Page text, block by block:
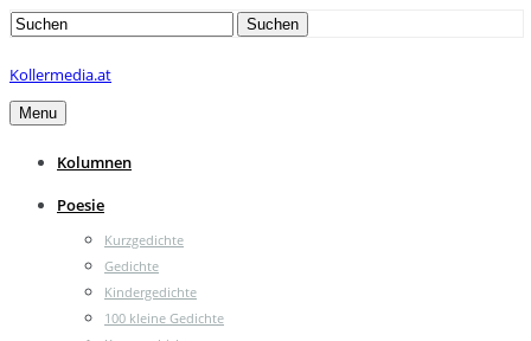
Search
Suchen
Kollermedia.at
Menu
Kolumnen
Poesie
Kurzgedichte
Gedichte
Kindergedichte
100 kleine Gedichte